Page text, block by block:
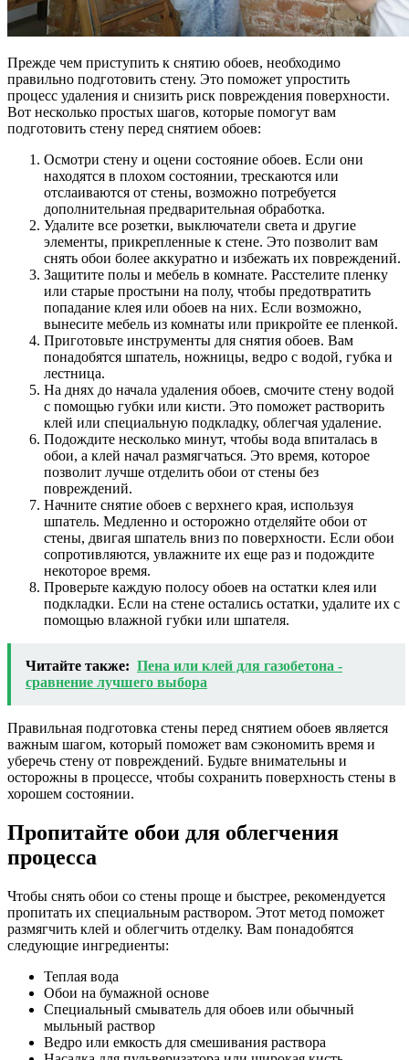
Прежде чем приступить к снятию обоев, необходимо
правильно подготовить стену. Это поможет упростить
процесс удаления и снизить риск повреждения поверхности.
Вот несколько простых шагов, которые помогут вам
подготовить стену перед снятием обоев:
Осмотри стену и оцени состояние обоев. Если они
находятся в плохом состоянии, трескаются или
отслаиваются от стены, возможно потребуется
дополнительная предварительная обработка.
Удалите все розетки, выключатели света и другие
элементы, прикрепленные к стене. Это позволит вам
снять обои более аккуратно и избежать их повреждений.
Защитите полы и мебель в комнате. Расстелите пленку
или старые простыни на полу, чтобы предотвратить
попадание клея или обоев на них. Если возможно,
вынесите мебель из комнаты или прикройте ее пленкой.
Приготовьте инструменты для снятия обоев. Вам
понадобятся шпатель, ножницы, ведро с водой, губка и
лестница.
На днях до начала удаления обоев, смочите стену водой
с помощью губки или кисти. Это поможет растворить
клей или специальную подкладку, облегчая удаление.
Подождите несколько минут, чтобы вода впиталась в
обои, а клей начал размягчаться. Это время, которое
позволит лучше отделить обои от стены без
повреждений.
Начните снятие обоев с верхнего края, используя
шпатель. Медленно и осторожно отделяйте обои от
стены, двигая шпатель вниз по поверхности. Если обои
сопротивляются, увлажните их еще раз и подождите
некоторое время.
Проверьте каждую полосу обоев на остатки клея или
подкладки. Если на стене остались остатки, удалите их с
помощью влажной губки или шпателя.
Читайте также: Пена или клей для газобетона -
сравнение лучшего выбора
Правильная подготовка стены перед снятием обоев является
важным шагом, который поможет вам сэкономить время и
уберечь стену от повреждений. Будьте внимательны и
осторожны в процессе, чтобы сохранить поверхность стены в
хорошем состоянии.
Пропитайте обои для облегчения
процесса
Чтобы снять обои со стены проще и быстрее, рекомендуется
пропитать их специальным раствором. Этот метод поможет
размягчить клей и облегчить отделку. Вам понадобятся
следующие ингредиенты:
Теплая вода
Обои на бумажной основе
Специальный смыватель для обоев или обычный
мыльный раствор
Ведро или емкость для смешивания раствора